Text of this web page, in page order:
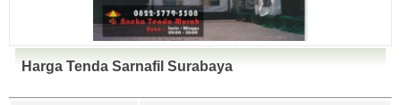
Harga Tenda Sarnafil Surabaya